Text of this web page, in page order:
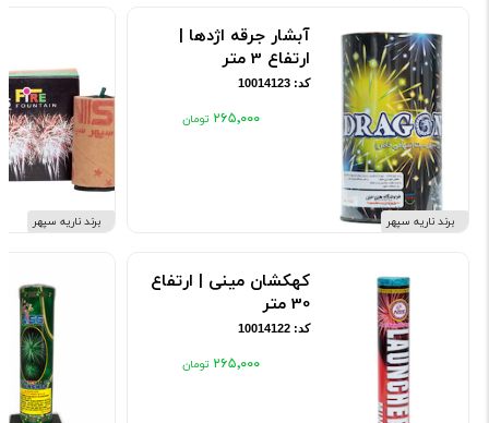
برند ناریه سپهر
آبشار جرقه اژدها |
ارتفاع 3 متر
کد: 10014123
۲۶۵٬۰۰۰
کهکشان مینی | ارتفاع
30 متر
کد: 10014122
۲۶۵٬۰۰۰
برند ناریه سپهر